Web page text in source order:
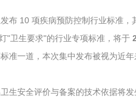
基准网监测
布 10 项疾病预防控制行业标准，
"卫生要求"的行业专项标准，将于
准一道，本次集中发布被视为近
生安全评价与备案的技术依据将